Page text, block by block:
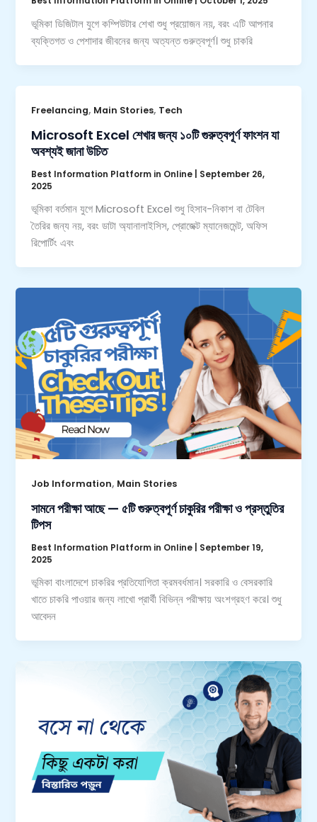
ভূমিকা ডিজিটাল যুগে কম্পিউটার শেখা শুধু প্রয়োজন নয়, বরং এটি আপনার
ব্যক্তিগত ও পেশাদার জীবনের জন্য অত্যন্ত গুরুত্বপূর্ণ। শুধু চাকরি
Freelancing, Main Stories, Tech
Microsoft Excel শেখার জন্য ১০টি গুরুত্বপূর্ণ ফাংশন যা
অবশ্যই জানা উচিত
Best Information Platform in Online
September 26,
2025
ভূমিকা বর্তমান যুগে Microsoft Excel শুধু হিসাব-নিকাশ বা টেবিল
তৈরির জন্য নয়, বরং ডাটা অ্যানালাইসিস, প্রোজেক্ট ম্যানেজমেন্ট, অফিস
রিপোর্টিং এবং
Job Information, Main Stories
সামনে পরীক্ষা আছে — ৫টি গুরুত্বপূর্ণ চাকুরির পরীক্ষা ও প্রস্তুতির
টিপস
Best Information Platform in Online
September 19,
2025
ভূমিকা বাংলাদেশে চাকরির প্রতিযোগিতা ক্রমবর্ধমান। সরকারি ও বেসরকারি
খাতে চাকরি পাওয়ার জন্য লাখো প্রার্থী বিভিন্ন পরীক্ষায় অংশগ্রহণ করে। শুধু
আবেদন